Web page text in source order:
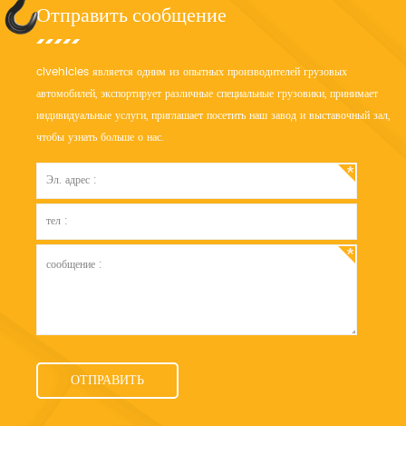
Отправить сообщение
clvehicles является одним из опытных производителей грузовых
автомобилей, экспортирует различные специальные грузовики, принимает
индивидуальные услуги, приглашает посетить наш завод и выставочный зал,
чтобы узнать больше о нас.